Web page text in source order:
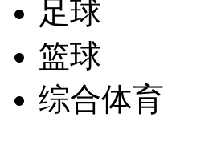
足球
篮球
综合体育